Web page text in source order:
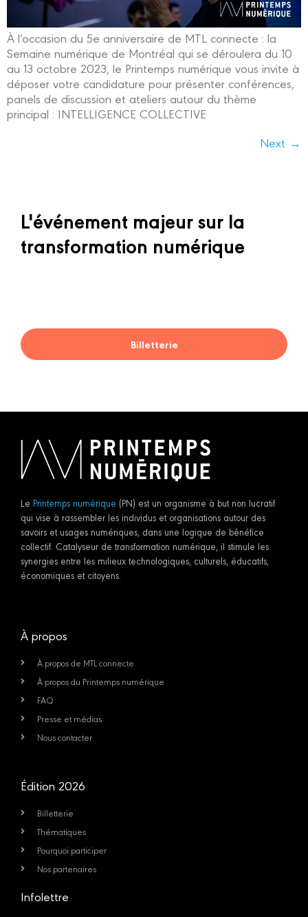
À l’occasion du 5e anniversaire de MTL connecte : la
Semaine numérique de Montréal qui se déroulera du 10
au 13 octobre 2023, le Printemps numérique vous invite à
déposer votre candidature pour présenter conférences,
panels de discussion et ateliers autour du thème
principal : INTELLIGENCE COLLECTIVE
Next →
L'événement majeur sur la
transformation numérique
Billetterie
Le Printemps numérique (PN) est un organisme à but non lucratif
qui vise à rassembler les individus et organisations autour des
savoirs et usages numériques, dans une logique de bénéfice
collectif. Catalyseur de transformation numérique, il stimule les
synergies entre les milieux technologiques, culturels, éducatifs,
économiques et citoyens.
À propos
À propos de MTL connecte
À propos du Printemps numérique
FAQ
Presse et médias
Nous contacter
Édition 2026
Billetterie
Thématiques
Pourquoi participer
Nos partenaires
Infolettre